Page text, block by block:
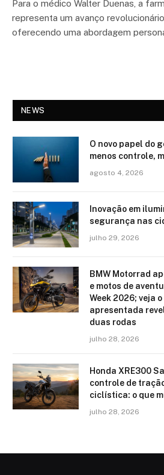
Para o médico Walter Duenas, a
representa um avanço
oferecendo uma abordagem
NEWS
O novo papel do
menos controle,
agosto 4, 2026
Inovação em
segurança nas
julho 29, 2026
BMW Motorrad
e motos de
Week 2026; veja
apresentada
duas rodas
julho 28, 2026
Honda XRE300
controle de
ciclística: o que
julho 28, 2026